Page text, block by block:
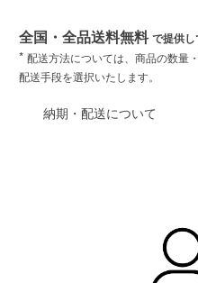
全国・全品送料無料 で提供し
* 配送方法については、商品の数量
配送手段を選択いたします。
納期・配送について